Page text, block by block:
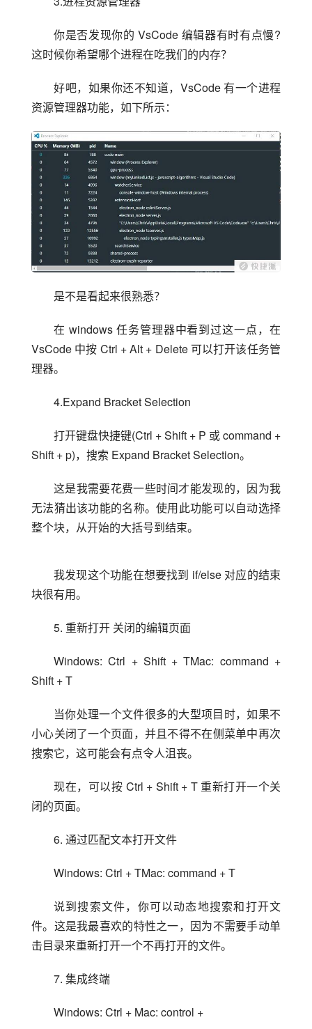
你是否发现你的 VsCode 编辑器有时有点慢?
这时候你希望哪个进程在吃我们的内存？
好吧，如果你还不知道，VsCode 有一个进程
资源管理器功能，如下所示：
是不是看起来很熟悉？
在 windows 任务管理器中看到过这一点，在
VsCode 中按 Ctrl + Alt + Delete 可以打开该任务管
理器。
4.Expand Bracket Selection
打开键盘快捷键(Ctrl + Shift + P 或 command +
Shift + p)，搜索 Expand Bracket Selection。
这是我需要花费一些时间才能发现的，因为我
无法猜出该功能的名称。使用此功能可以自动选择
整个块，从开始的大括号到结束。
我发现这个功能在想要找到 if/else 对应的结束
块很有用。
5. 重新打开 关闭的编辑页面
Windows: Ctrl + Shift + TMac: command +
Shift + T
当你处理一个文件很多的大型项目时，如果不
小心关闭了一个页面，并且不得不在侧菜单中再次
搜索它，这可能会有点令人沮丧。
现在，可以按 Ctrl + Shift + T 重新打开一个关
闭的页面。
6. 通过匹配文本打开文件
Windows: Ctrl + TMac: command + T
说到搜索文件，你可以动态地搜索和打开文
件。这是我最喜欢的特性之一，因为不需要手动单
击目录来重新打开一个不再打开的文件。
7. 集成终端
Windows: Ctrl + Mac: control +